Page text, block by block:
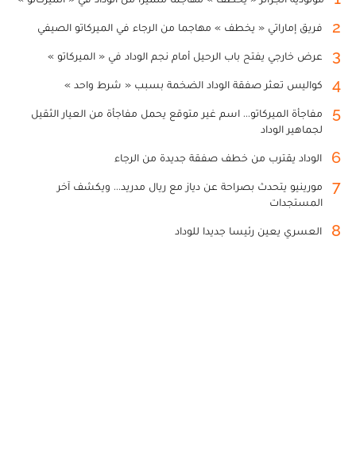
2 فريق إماراتي « يخطف » مهاجما من الرجاء في الميركاتو الصيفي
3 عرض خارجي يفتح باب الرحيل أمام نجم الوداد في « الميركاتو »
4 كواليس تعثر صفقة الوداد الضخمة بسبب « شرط واحد »
5
مفاجأة الميركاتو... اسم غير متوقع يحمل مفاجأة من العيار الثقيل
لجماهير الوداد
6 الوداد يقترب من خطف صفقة جديدة من الرجاء
7
مورينيو يتحدث بصراحة عن دياز مع ريال مدريد... ويكشف آخر
المستجدات
8 العسري يعين رئيسا جديدا للوداد